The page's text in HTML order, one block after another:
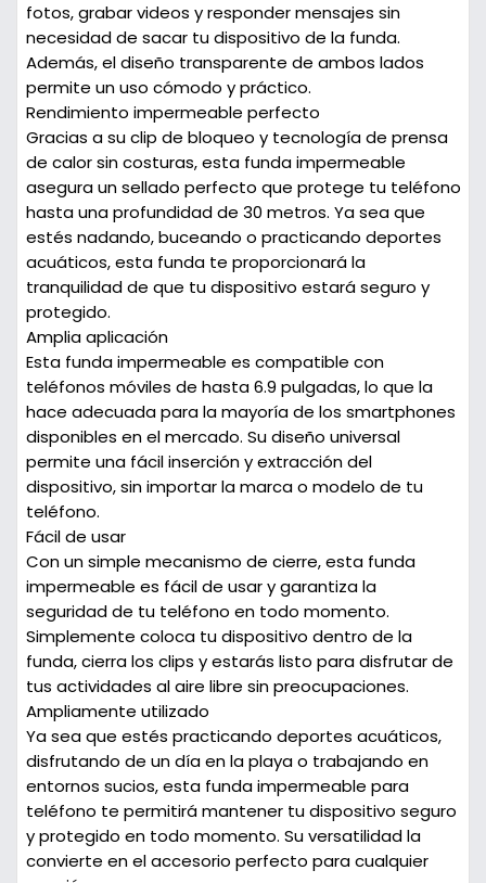
fotos, grabar videos y responder mensajes sin
necesidad de sacar tu dispositivo de la funda.
Además, el diseño transparente de ambos lados
permite un uso cómodo y práctico.
Rendimiento impermeable perfecto
Gracias a su clip de bloqueo y tecnología de prensa
de calor sin costuras, esta funda impermeable
asegura un sellado perfecto que protege tu teléfono
hasta una profundidad de 30 metros. Ya sea que
estés nadando, buceando o practicando deportes
acuáticos, esta funda te proporcionará la
tranquilidad de que tu dispositivo estará seguro y
protegido.
Amplia aplicación
Esta funda impermeable es compatible con
teléfonos móviles de hasta 6.9 pulgadas, lo que la
hace adecuada para la mayoría de los smartphones
disponibles en el mercado. Su diseño universal
permite una fácil inserción y extracción del
dispositivo, sin importar la marca o modelo de tu
teléfono.
Fácil de usar
Con un simple mecanismo de cierre, esta funda
impermeable es fácil de usar y garantiza la
seguridad de tu teléfono en todo momento.
Simplemente coloca tu dispositivo dentro de la
funda, cierra los clips y estarás listo para disfrutar de
tus actividades al aire libre sin preocupaciones.
Ampliamente utilizado
Ya sea que estés practicando deportes acuáticos,
disfrutando de un día en la playa o trabajando en
entornos sucios, esta funda impermeable para
teléfono te permitirá mantener tu dispositivo seguro
y protegido en todo momento. Su versatilidad la
convierte en el accesorio perfecto para cualquier